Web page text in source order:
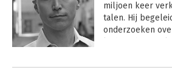
miljoen keer
talen. Hij
onderzoeken
Andere boeken door